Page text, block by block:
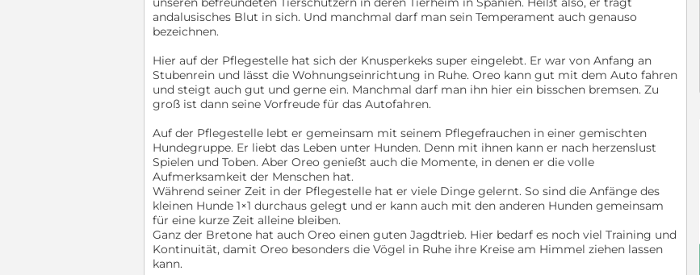
andalusisches Blut in sich. Und manchmal darf man sein Temperament auch genauso
bezeichnen.
Hier auf der Pflegestelle hat sich der Knusperkeks super eingelebt. Er war von Anfang an
Stubenrein und lässt die Wohnungseinrichtung in Ruhe. Oreo kann gut mit dem Auto fahren
und steigt auch gut und gerne ein. Manchmal darf man ihn hier ein bisschen bremsen. Zu
groß ist dann seine Vorfreude für das Autofahren.
Auf der Pflegestelle lebt er gemeinsam mit seinem Pflegefrauchen in einer gemischten
Hundegruppe. Er liebt das Leben unter Hunden. Denn mit ihnen kann er nach herzenslust
Spielen und Toben. Aber Oreo genießt auch die Momente, in denen er die volle
Aufmerksamkeit der Menschen hat.
Während seiner Zeit in der Pflegestelle hat er viele Dinge gelernt. So sind die Anfänge des
kleinen Hunde 1×1 durchaus gelegt und er kann auch mit den anderen Hunden gemeinsam
für eine kurze Zeit alleine bleiben.
Ganz der Bretone hat auch Oreo einen guten Jagdtrieb. Hier bedarf es noch viel Training und
Kontinuität, damit Oreo besonders die Vögel in Ruhe ihre Kreise am Himmel ziehen lassen
kann.